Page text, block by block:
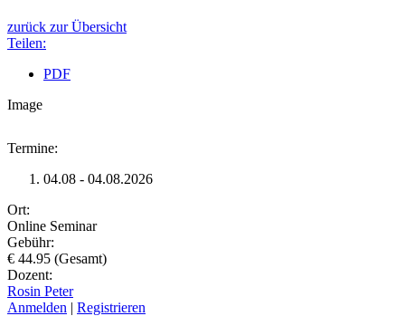
zurück zur Übersicht
Teilen:
PDF
Image
Termine:
04.08 - 04.08.2026
Ort:
Online Seminar
Gebühr:
€ 44.95 (Gesamt)
Dozent:
Rosin Peter
Anmelden | Registrieren